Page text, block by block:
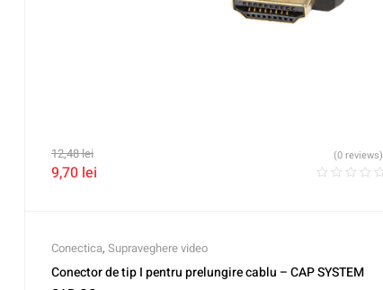
12,48lei
9,70 lei
(0 reviews)
Conectica, Supraveghere video
Conector de tip I pentru prelungire cablu – CAP SYSTEM